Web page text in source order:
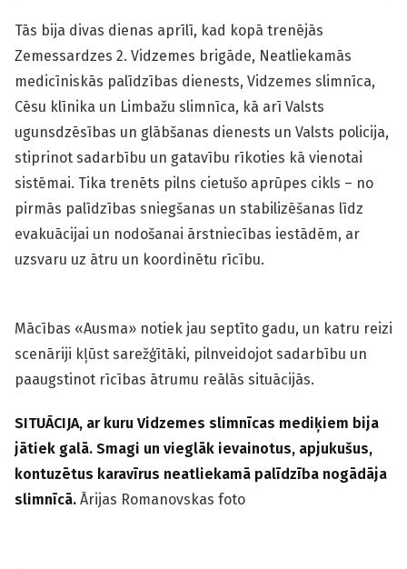
Tās bija divas dienas aprīlī, kad kopā trenējās
Zemessardzes 2. Vidzemes brigāde, Neatliekamās
medicīniskās palīdzības dienests, Vidzemes slimnīca,
Cēsu klīnika un Limbažu slimnīca, kā arī Valsts
ugunsdzēsības un glābšanas dienests un Valsts policija,
stiprinot sadarbību un gatavību rīkoties kā vienotai
sistēmai. Tika trenēts pilns cietušo aprūpes cikls – no
pirmās palīdzības sniegšanas un stabilizēšanas līdz
evakuācijai un nodošanai ārstniecības iestādēm, ar
uzsvaru uz ātru un koordinētu rīcību.
Mācības «Ausma» notiek jau septīto gadu, un katru reizi
scenāriji kļūst sarežģītāki, pilnveidojot sadarbību un
paaugstinot rīcības ātrumu reālās situācijās.
SITUĀCIJA, ar kuru Vidzemes slimnīcas mediķiem bija
jātiek galā. Smagi un vieglāk ievainotus, apjukušus,
kontuzētus karavīrus neatliekamā palīdzība nogādāja
slimnīcā. Ārijas Romanovskas foto